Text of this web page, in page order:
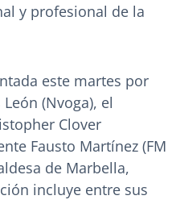
y profesional de la
este martes por
(Nvoga), el
Clover
Fausto Martínez (FM
de Marbella,
incluye entre sus